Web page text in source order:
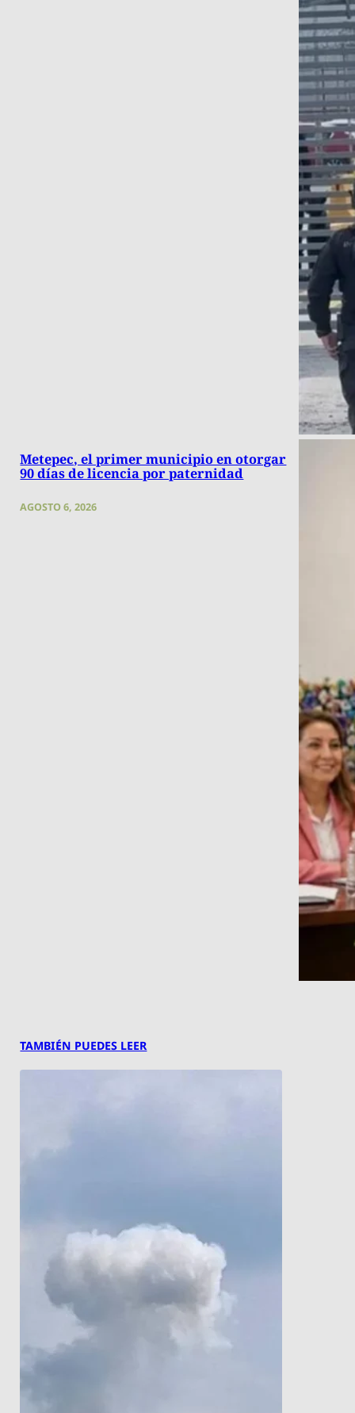
Metepec, el primer municipio en otorgar
90 días de licencia por paternidad
AGOSTO 6, 2026
TAMBIÉN PUEDES LEER